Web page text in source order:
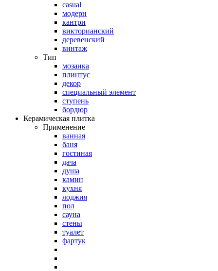
casual
модерн
кантри
викторианский
деревенский
винтаж
Тип
мозаика
плинтус
декор
специальный элемент
ступень
бордюр
Керамическая плитка
Применение
ванная
баня
гостиная
дача
душа
камин
кухня
лоджия
пол
сауна
стены
туалет
фартук